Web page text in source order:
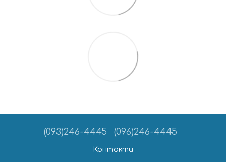
(093)246-4445 (096)246-4445
Контакти